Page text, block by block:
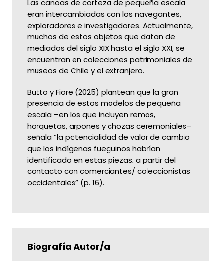
Las canoas de corteza de pequeña escala
eran intercambiadas con los navegantes,
exploradores e investigadores. Actualmente,
muchos de estos objetos que datan de
mediados del siglo XIX hasta el siglo XXI, se
encuentran en colecciones patrimoniales de
museos de Chile y el extranjero.
Butto y Fiore (2025) plantean que la gran
presencia de estos modelos de pequeña
escala –en los que incluyen remos,
horquetas, arpones y chozas ceremoniales–
señala “la potencialidad de valor de cambio
que los indígenas fueguinos habrían
identificado en estas piezas, a partir del
contacto con comerciantes/ coleccionistas
occidentales” (p. 16).
Biografía Autor/a